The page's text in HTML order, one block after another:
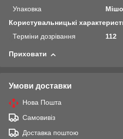
Упаковка
Користувальницькі
Терміни дозрівання
112
Приховати
Умови доставки
Нова Пошта
Самовивіз
Доставка поштою